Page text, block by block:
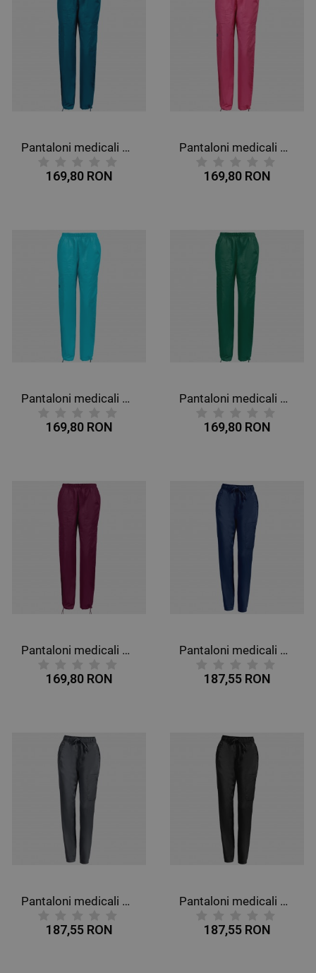
Pantaloni medicali CHEROKEE MR CARGO PETROL WWE4005
169,80 RON
Pantaloni medicali CHEROKEE MR CARGO ROZ WWE4005
169,80 RON
Pantaloni medicali CHEROKEE MR CARGO TURQUOISE WWE4005
169,80 RON
Pantaloni medicali CHEROKEE MR CARGO VERDE WWE4005
169,80 RON
Pantaloni medicali CHEROKEE MR CARGO VIȘINIU WWE4005
169,80 RON
Pantaloni medicali CHEROKEE R JOGGER ALBASTRU ÎNCHIS WWE012
187,55 RON
Pantaloni medicali CHEROKEE R JOGGER GREY WWE012
187,55 RON
Pantaloni medicali CHEROKEE R JOGGER NEGRU WWE012
187,55 RON